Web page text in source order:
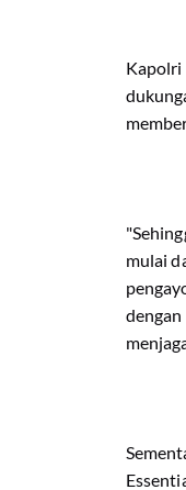
Kapolri
mulai